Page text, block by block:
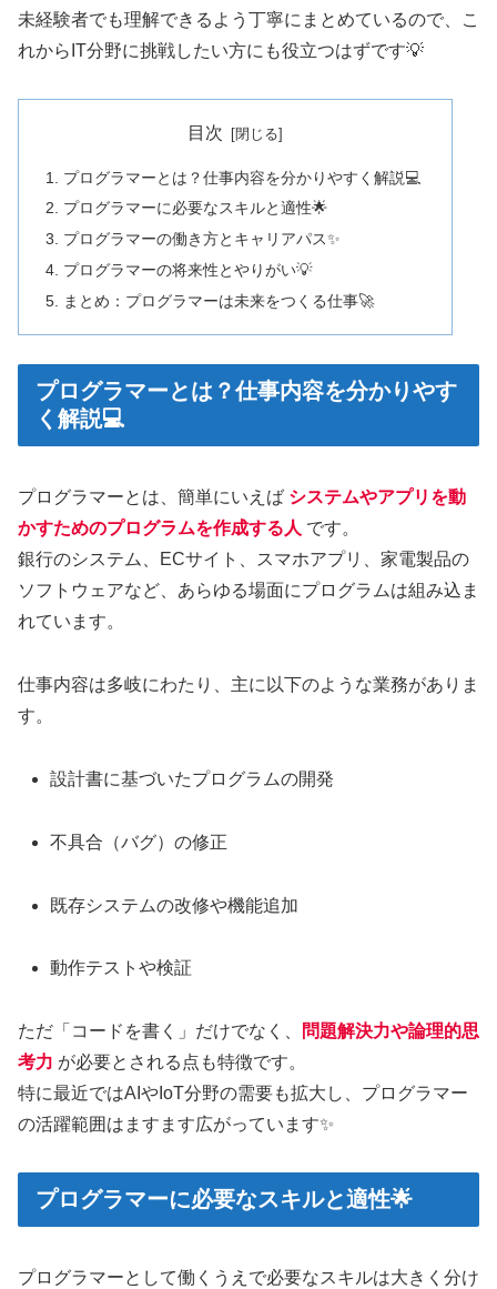
未経験者でも理解できるよう丁寧にまとめているので、こ
れからIT分野に挑戦したい方にも役立つはずです💡
目次
プログラマーとは？仕事内容を分かりやすく解説💻
プログラマーに必要なスキルと適性🌟
プログラマーの働き方とキャリアパス✨
プログラマーの将来性とやりがい💡
まとめ：プログラマーは未来をつくる仕事🚀
プログラマーとは？仕事内容を分かりやす
く解説💻
プログラマーとは、簡単にいえば システムやアプリを動
かすためのプログラムを作成する人 です。
銀行のシステム、ECサイト、スマホアプリ、家電製品の
ソフトウェアなど、あらゆる場面にプログラムは組み込ま
れています。
仕事内容は多岐にわたり、主に以下のような業務がありま
す。
設計書に基づいたプログラムの開発
不具合（バグ）の修正
既存システムの改修や機能追加
動作テストや検証
ただ「コードを書く」だけでなく、
問題解決力や論理的思
考力 が必要とされる点も特徴です。
特に最近ではAIやIoT分野の需要も拡大し、プログラマー
の活躍範囲はますます広がっています✨
プログラマーに必要なスキルと適性🌟
プログラマーとして働くうえで必要なスキルは大きく分け